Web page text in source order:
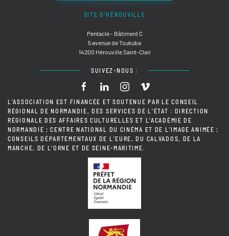
SITE D'HÉROUVILLE
Pentacle - Bâtiment C
5 avenue de Tsukuba
14200 Hérouville Saint-Clair
SUIVEZ-NOUS :
L'ASSOCIATION EST FINANCÉE ET SOUTENUE PAR LE CONSEIL
RÉGIONAL DE NORMANDIE, DES SERVICES DE L'ÉTAT : DIRECTION
RÉGIONALE DES AFFAIRES CULTURELLES ET L'ACADÉMIE DE
NORMANDIE ; CENTRE NATIONAL DU CINÉMA ET DE L'IMAGE ANIMÉE ;
CONSEILS DÉPARTEMENTAUX DE L'EURE, DU CALVADOS, DE LA
MANCHE, DE L'ORNE ET DE SEINE-MARITIME.